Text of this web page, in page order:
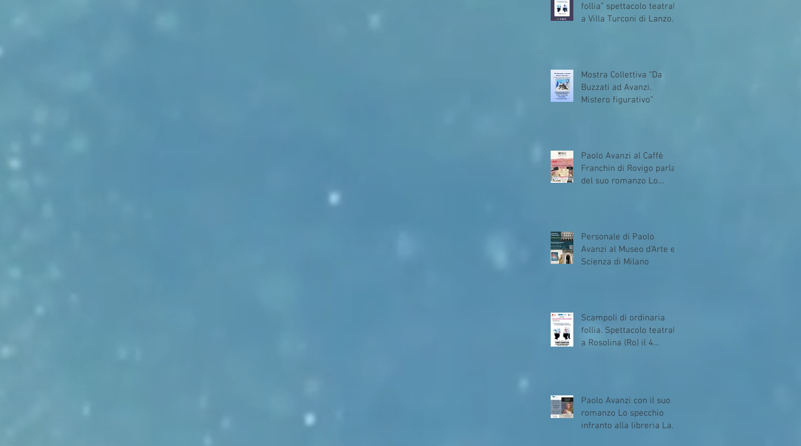
follia” spettacolo teatrale
a Villa Turconi di Lanzo
Mostra Collettiva “Da
Buzzati ad Avanzi.
Mistero figurativo”
Paolo Avanzi al Caffè
Franchin di Rovigo parla
del suo romanzo Lo
Personale di Paolo
Avanzi al Museo d’Arte e
Scienza di Milano
Scampoli di ordinaria
follia. Spettacolo teatrale
a Rosolina (Ro) il 4
Paolo Avanzi con il suo
romanzo Lo specchio
infranto alla libreria La